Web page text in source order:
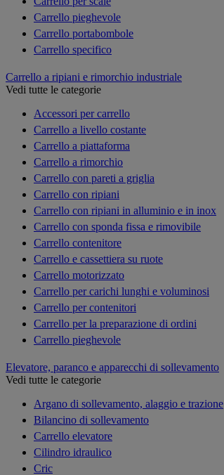
Carrello pieghevole
Carrello portabombole
Carrello specifico
Carrello a ripiani e rimorchio industriale
Vedi tutte le categorie
Accessori per carrello
Carrello a livello costante
Carrello a piattaforma
Carrello a rimorchio
Carrello con pareti a griglia
Carrello con ripiani
Carrello con ripiani in alluminio e in inox
Carrello con sponda fissa e rimovibile
Carrello contenitore
Carrello e cassettiera su ruote
Carrello motorizzato
Carrello per carichi lunghi e voluminosi
Carrello per contenitori
Carrello per la preparazione di ordini
Carrello pieghevole
Elevatore, paranco e apparecchi di sollevamento
Vedi tutte le categorie
Argano di sollevamento, alaggio e trazione
Bilancino di sollevamento
Carrello elevatore
Cilindro idraulico
Cric